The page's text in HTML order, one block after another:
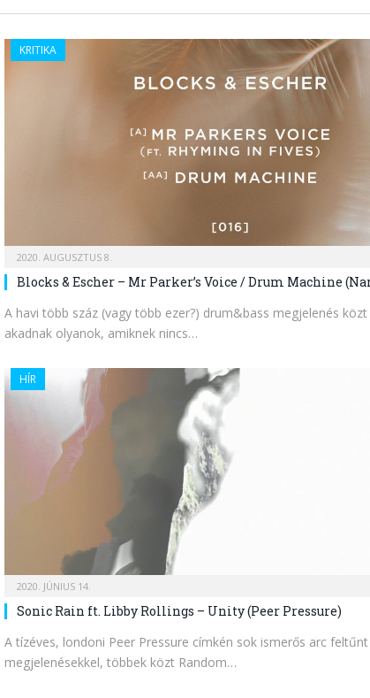
KRITIKA
2020. AUGUSZTUS 8.
Blocks & Escher – Mr Parker’s Voice / Drum Machine
A havi több száz (vagy több ezer?) drum&bass megjelenés
akadnak olyanok, amiknek nincs…
HÍR
2020. JÚNIUS 14.
Sonic Rain ft. Libby Rollings – Unity (Peer Pressure)
A tízéves, londoni Peer Pressure címkén sok ismerős arc
megjelenésekkel, többek közt Random…